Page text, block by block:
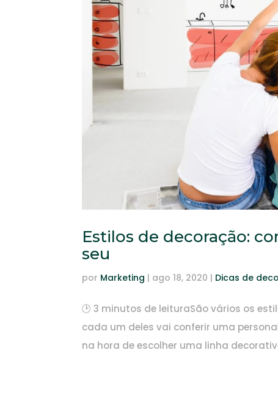
Estilos de decoração:
seu
por Marketing | ago 18, 2020 | Dicas de
🕑 3 minutos de leituraSão vários os
cada um deles vai conferir uma
na hora de escolher uma linha